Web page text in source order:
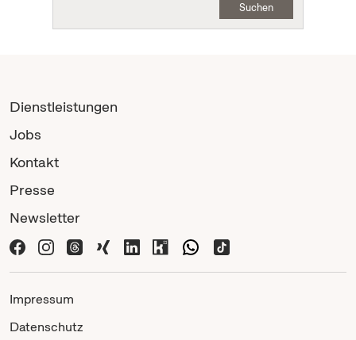
Suchen
Dienstleistungen
Jobs
Kontakt
Presse
Newsletter
Impressum
Datenschutz